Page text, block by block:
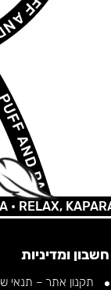
KAPARA •
חשבון ומדיניות
תקנון אתר – תנאי